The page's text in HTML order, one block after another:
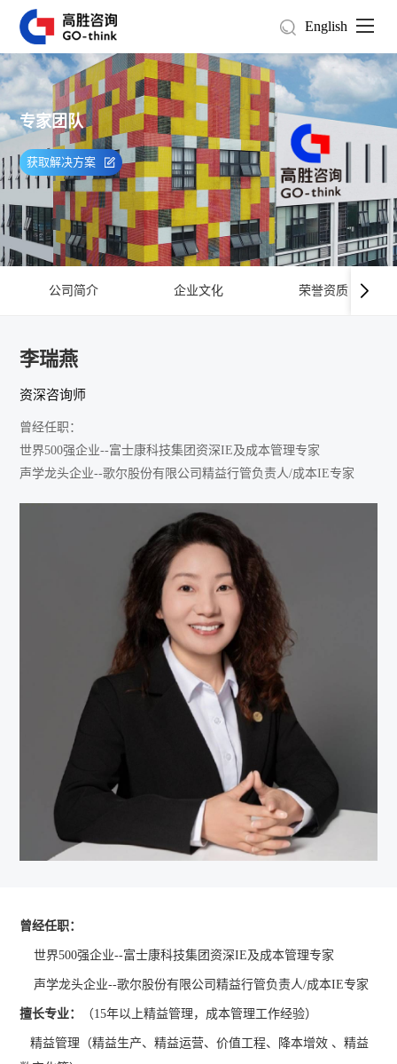
English
专家团队
获取解决方案
公司简介 企业文化 荣誉资质
李瑞燕
资深咨询师
曾经任职：
世界500强企业--富士康科技集团资深IE及成本管理专家
声学龙头企业--歌尔股份有限公司精益行管负责人/成本IE专家
曾经任职：
世界500强企业--富士康科技集团资深IE及成本管理专家
声学龙头企业--歌尔股份有限公司精益行管负责人/成本IE专家
擅长专业： （15年以上精益管理，成本管理工作经验）
精益管理（精益生产、精益运营、价值工程、降本增效 、精益